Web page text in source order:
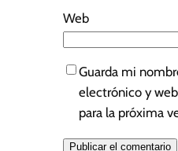
Web
Guarda mi
electrónico y
para la próxima